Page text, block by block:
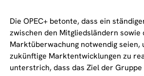
Die OPEC+ betonte, dass ein
zwischen den Mitgliedsländern
Marktüberwachung notwendig seien,
zukünftige Marktentwicklungen zu
unterstrich, dass das Ziel der